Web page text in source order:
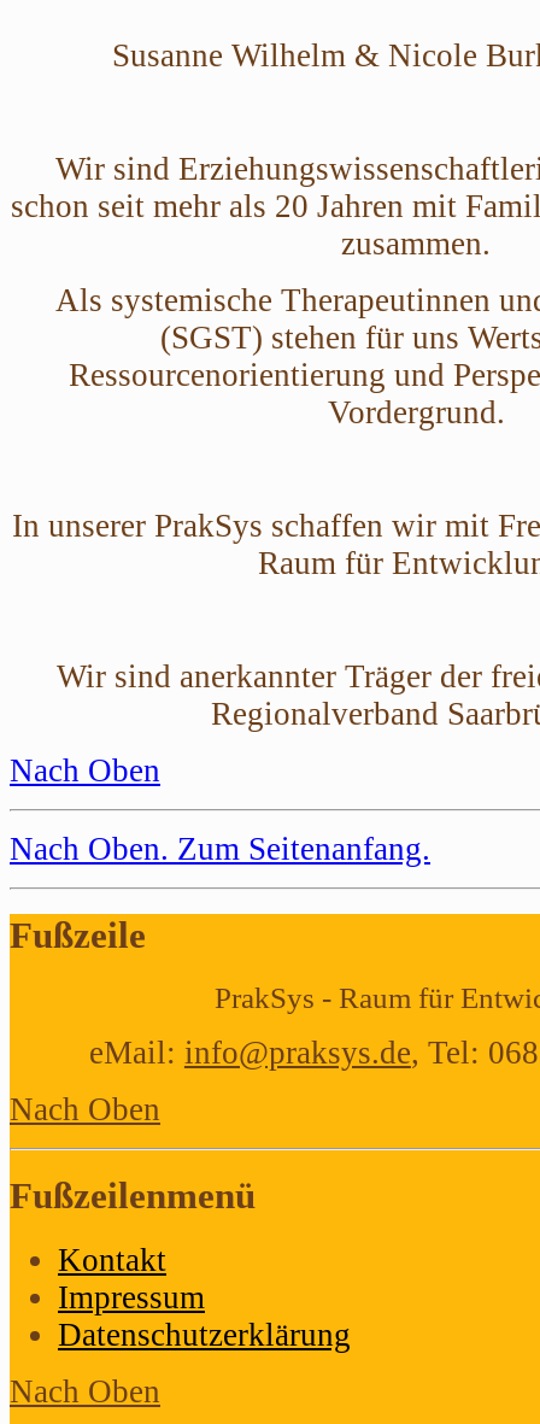
Susanne Wilhelm & Nicole
Wir sind
schon seit mehr als 20 Jahren mit
zusammen.
Als systemische Therapeutinnen
(SGST) stehen für uns
Ressourcenorientierung und
Vordergrund.
In unserer PrakSys schaffen wir mit
Raum für
Wir sind anerkannter Träger der
Regionalverband
Nach Oben
Nach Oben. Zum Seitenanfang.
Fußzeile
PrakSys - Raum für
eMail: info@praksys.de, Tel:
Nach Oben
Fußzeilenmenü
Kontakt
Impressum
Datenschutzerklärung
Nach Oben